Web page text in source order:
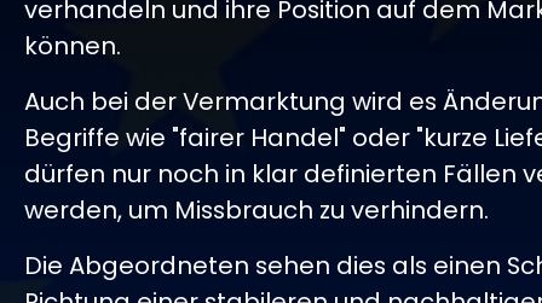
verhandeln und ihre Position auf dem
können.
Auch bei der Vermarktung wird es
Begriffe wie "fairer Handel" oder "kurze
dürfen nur noch in klar definierten Fällen
werden, um Missbrauch zu verhindern.
Die Abgeordneten sehen dies als einen